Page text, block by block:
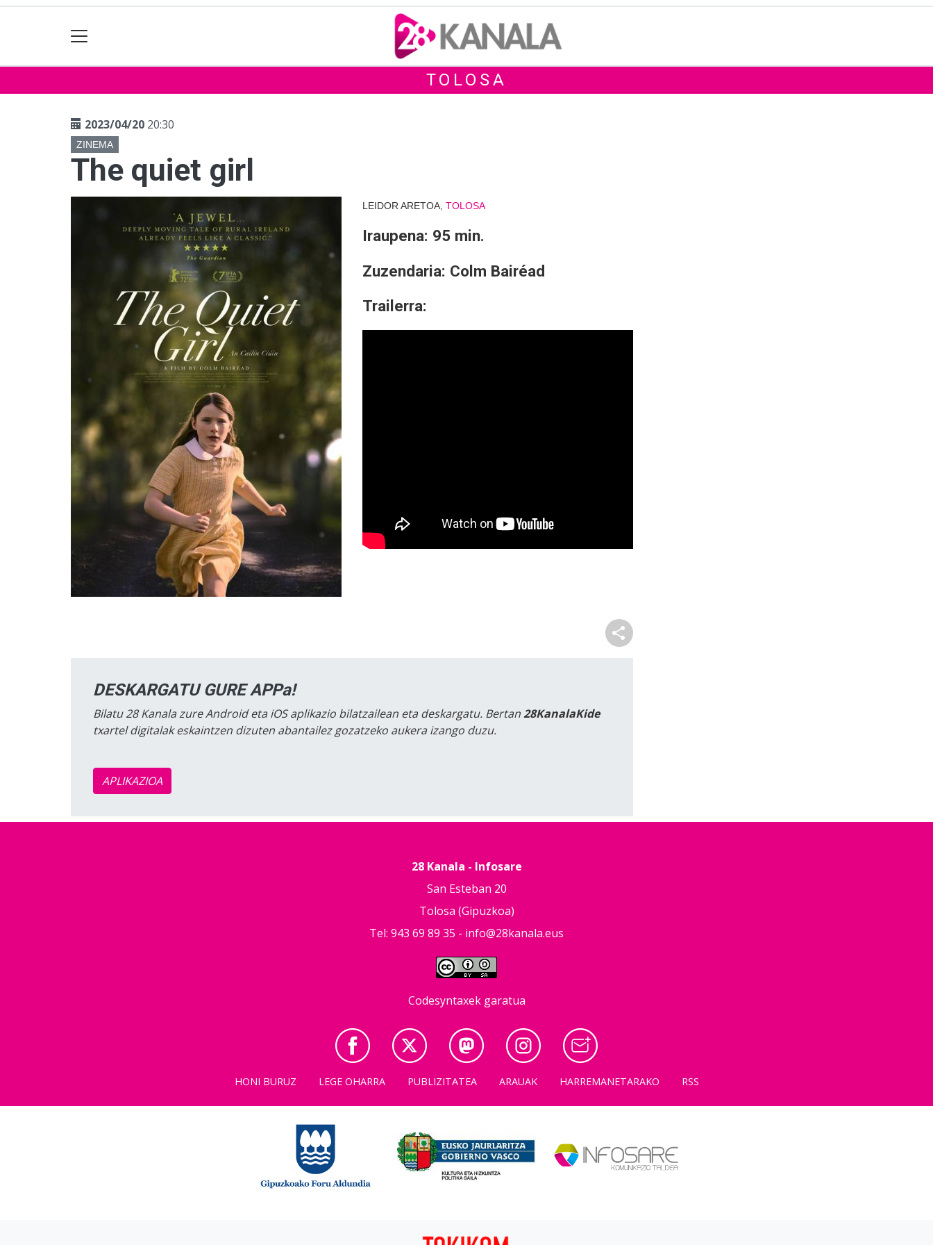
TOLOSA
2023/04/20 20:30
ZINEMA
The quiet girl
LEIDOR ARETOA, TOLOSA
Iraupena: 95 min.
Zuzendaria: Colm Bairéad
Trailerra:
DESKARGATU GURE APPa!
Bilatu 28 Kanala zure Android eta iOS aplikazio bilatzailean eta deskargatu. Bertan28KanalaKide
txartel digitalak eskaintzen dizuten abantailez gozatzeko aukera izango duzu.
APLIKAZIOA
28 Kanala - Infosare
San Esteban 20
Tolosa (Gipuzkoa)
Tel: 943 69 89 35 - info@28kanala.eus
Codesyntaxek garatua
HONI BURUZ LEGE OHARRA PUBLIZITATEA ARAUAK HARREMANETARAKO RSS